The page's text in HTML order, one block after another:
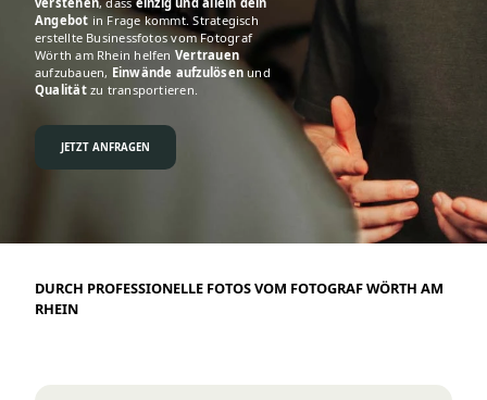
Angebot in Frage kommt. Strategisch
erstellte Businessfotos vom Fotograf
Wörth am Rhein helfen Vertrauen
aufzubauen, Einwände aufzulösenund
Qualitätzu transportieren.
JETZT ANFRAGEN
DURCH PROFESSIONELLE FOTOS VOM FOTOGRAF WÖRTH AM
RHEIN